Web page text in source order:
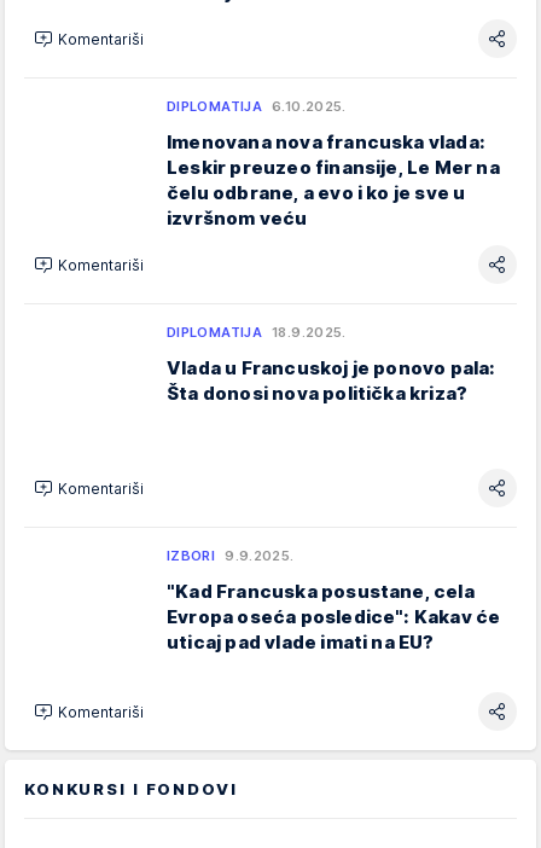
Komentariši
DIPLOMATIJA 6.10.2025.
Imenovana nova francuska vlada:
Leskir preuzeo finansije, Le Mer na
čelu odbrane, a evo i ko je sve u
izvršnom veću
Komentariši
DIPLOMATIJA 18.9.2025.
Vlada u Francuskoj je ponovo pala:
Šta donosi nova politička kriza?
Komentariši
IZBORI 9.9.2025.
"Kad Francuska posustane, cela
Evropa oseća posledice": Kakav će
uticaj pad vlade imati na EU?
Komentariši
KONKURSI I FONDOVI